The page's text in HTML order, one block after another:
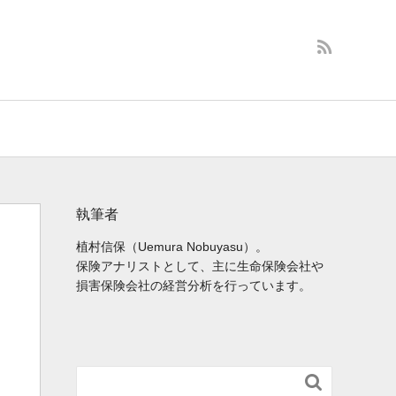
執筆者
植村信保（Uemura Nobuyasu）。
保険アナリストとして、主に生命保険会社や
損害保険会社の経営分析を行っています。
